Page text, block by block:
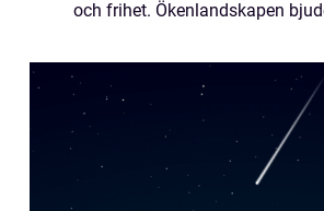
och frihet. Ökenlandskapen
klippformationer o...